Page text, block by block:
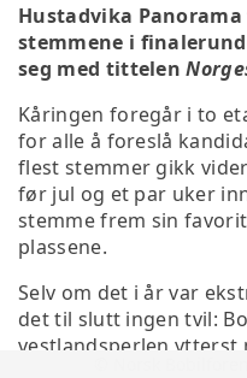
Hustadvika
stemmene i
seg med tittelen
Kåringen foregår i to
for alle å foreslå
flest stemmer gikk
før jul og et par uker
stemme frem sin
plassene.
Selv om det i år var
det til slutt ingen tvil:
vestlandsperlen ytterst